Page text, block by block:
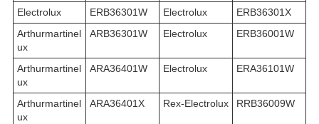
Electrolux
ERB36301W Electrolux
ERB36301X
Arthurmartinel
ux
ARB36301W Electrolux ERB36001W
Arthurmartinel
ux
ARA36401W Electrolux ERA36101W
Arthurmartinel
ux
ARA36401X Rex-Electrolux RRB36009W